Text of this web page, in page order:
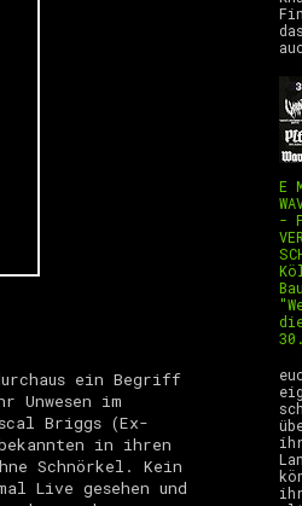
ein Begriff
im
Briggs (Ex-
in ihren
Schnörkel. Kein
Live gesehen und
E
-